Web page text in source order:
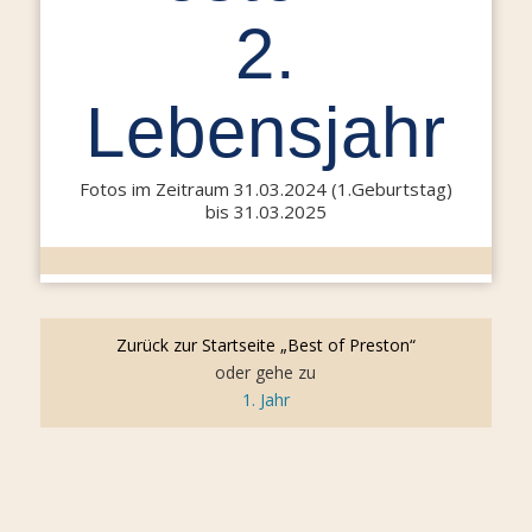
2.
Lebensjahr
Fotos im Zeitraum 31.03.2024 (1.Geburtstag)
bis 31.03.2025
Zurück zur Startseite „Best of Preston“
oder gehe zu
1. Jahr